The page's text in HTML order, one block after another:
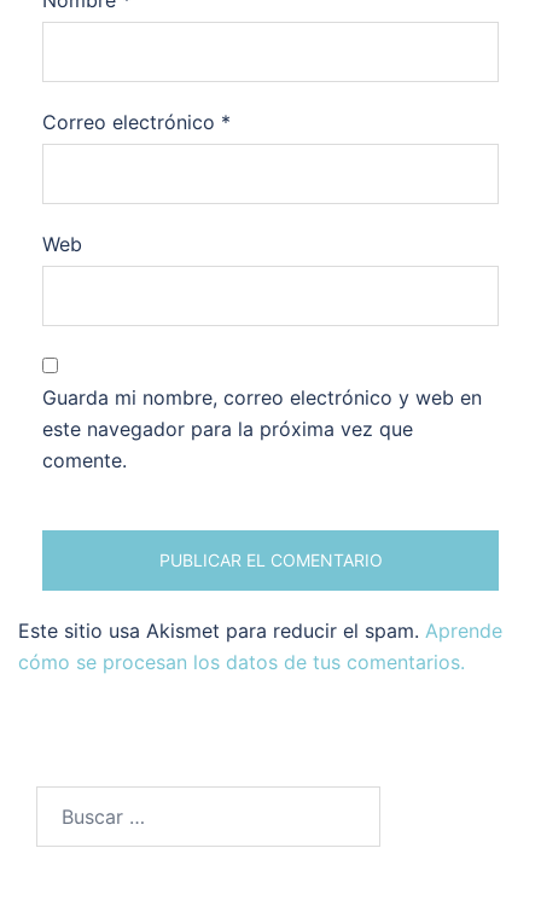
Correo electrónico *
Web
Guarda mi nombre, correo electrónico y web en
este navegador para la próxima vez que
comente.
Este sitio usa Akismet para reducir el spam. Aprende
cómo se procesan los datos de tus comentarios.